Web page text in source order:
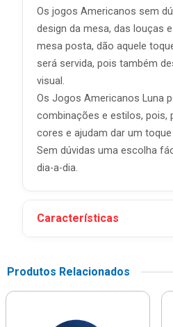
Os jogos Americanos sem
design da mesa, das louças
mesa posta, dão aquele
será servida, pois também
visual.
Os Jogos Americanos Luna
combinações e estilos, pois,
cores e ajudam dar um
Sem dúvidas uma escolha
dia-a-dia.
Características
Produtos Relacionados